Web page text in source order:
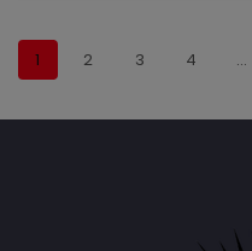
1 2 3 4 …